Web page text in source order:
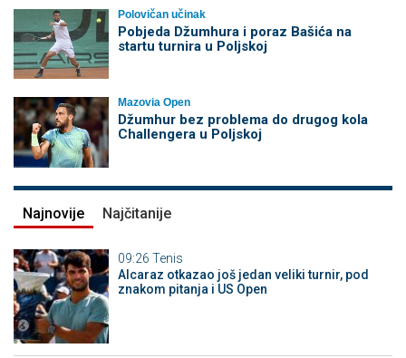
Polovičan učinak
Pobjeda Džumhura i poraz Bašića na
startu turnira u Poljskoj
Mazovia Open
Džumhur bez problema do drugog kola
Challengera u Poljskoj
Najnovije Najčitanije
09:26 Tenis
Alcaraz otkazao još jedan veliki turnir, pod
znakom pitanja i US Open